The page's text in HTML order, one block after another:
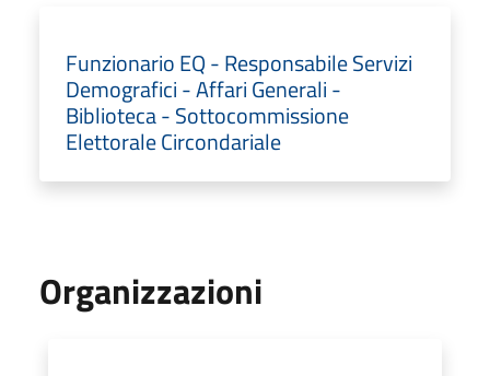
Funzionario EQ - Responsabile Servizi
Demografici - Affari Generali -
Biblioteca - Sottocommissione
Elettorale Circondariale
Organizzazioni